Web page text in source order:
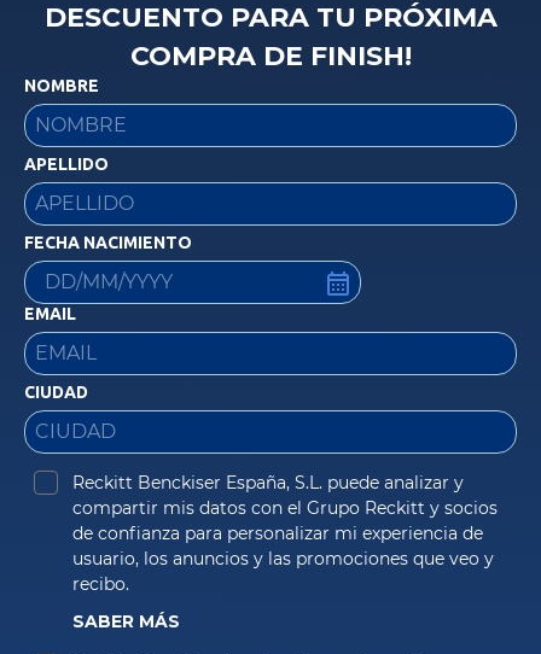
DESCUENTO PARA TU PRÓXIMA
COMPRA DE FINISH!
NOMBRE
APELLIDO
FECHA NACIMIENTO
EMAIL
CIUDAD
Reckitt Benckiser España, S.L. puede analizar y
compartir mis datos con el Grupo Reckitt y socios
de confianza para personalizar mi experiencia de
usuario, los anuncios y las promociones que veo y
SABER MÁS